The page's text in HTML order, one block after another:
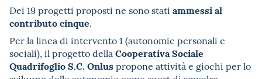
Dei 19 progetti proposti ne sono stati ammessi al
contributo cinque.
Per la linea di intervento 1 (autonomie personali e
sociali), il progetto della Cooperativa Sociale
Quadrifoglio S.C. Onluspropone attività e giochi per lo